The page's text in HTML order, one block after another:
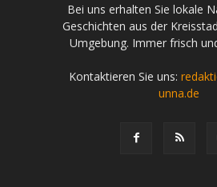
Bei uns erhalten Sie lokale
Geschichten aus der
Umgebung. Immer frisch
Kontaktieren Sie uns:
unna.de